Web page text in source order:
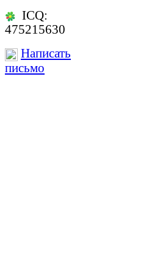
ICQ:
475215630
Написать
письмо